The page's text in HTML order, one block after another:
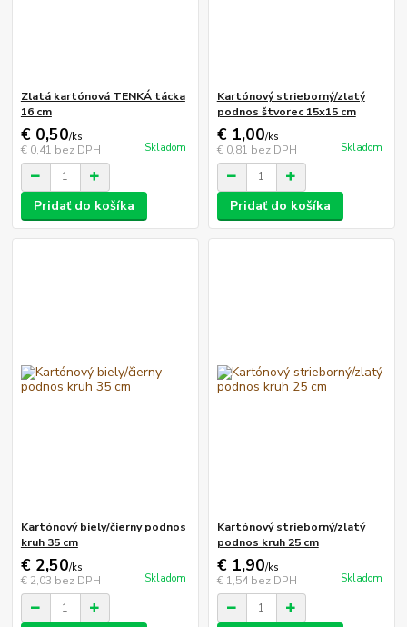
Zlatá kartónová TENKÁ tácka
16 cm
€ 0,50/ks
€ 0,41 bez DPH Skladom
Pridať do košíka
Kartónový strieborný/zlatý
podnos štvorec 15x15 cm
€ 1,00/ks
€ 0,81 bez DPH Skladom
Pridať do košíka
Kartónový biely/čierny podnos
kruh 35 cm
€ 2,50/ks
€ 2,03 bez DPH Skladom
Kartónový strieborný/zlatý
podnos kruh 25 cm
€ 1,90/ks
€ 1,54 bez DPH Skladom